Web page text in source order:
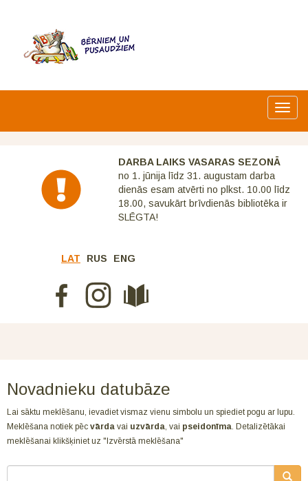
DARBA LAIKS VASARAS SEZONĀ
no 1. jūnija līdz 31. augustam darba
dienās esam atvērti no plkst. 10.00 līdz
18.00, savukārt brīvdienās bibliotēka ir
SLĒGTA!
LAT RUS ENG
Novadnieku datubāze
Lai sāktu meklēšanu, ievadiet vismaz vienu simbolu un spiediet pogu ar lupu.
Meklēšana notiek pēc vārda vai uzvārda, vai pseidonīma. Detalizētākai
meklēšanai klikšķiniet uz "Izvērstā meklēšana"